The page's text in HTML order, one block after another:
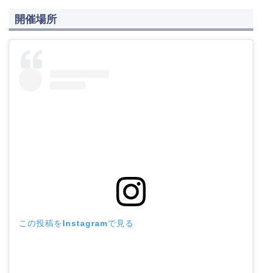
開催場所
この投稿をInstagramで見る